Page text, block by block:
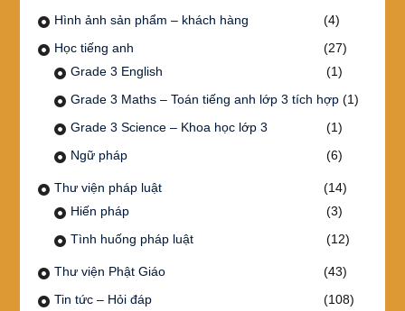
Hình ảnh sản phẩm – khách hàng
(4)
Học tiếng anh
(27)
Grade 3 English
(1)
Grade 3 Maths – Toán tiếng anh lớp 3 tích hợp(1)
Grade 3 Science – Khoa học lớp 3
(1)
Ngữ pháp
(6)
Thư viện pháp luật
(14)
Hiến pháp
(3)
Tình huống pháp luật
(12)
Thư viện Phật Giáo
(43)
Tin tức – Hỏi đáp
(108)